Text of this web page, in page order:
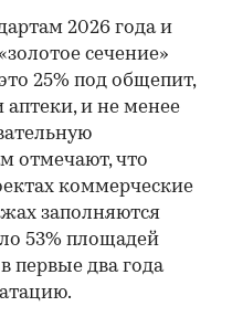
2026 года и
сечение»
25% под общепит,
аптеки, и не менее
отмечают, что
коммерческие
заполняются
53% площадей
первые два года